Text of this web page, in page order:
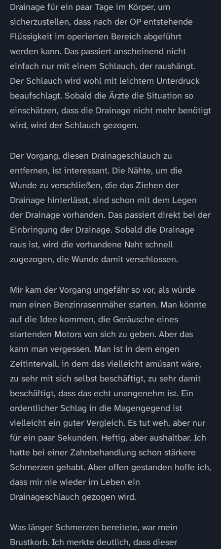
Drainage für ein paar Tage im Körper, um
sicherzustellen, dass nach der OP entstehende
Flüssigkeit im operierten Bereich abgeführt
werden kann. Das passiert anscheinend nicht
einfach nur mit einem Schlauch, der raushängt.
Der Schlauch wird wohl mit leichtem Unterdruck
beaufschlagt. Sobald die Ärzte die Situation so
einschätzen, dass die Drainage nicht mehr benötigt
wird, wird der Schlauch gezogen.
Der Vorgang, diesen Drainageschlauch zu
entfernen, ist interessant. Die Nähte, um die
Wunde zu verschließen, die das Ziehen der
Drainage hinterlässt, sind schon mit dem Legen
der Drainage vorhanden. Das passiert direkt bei der
Einbringung der Drainage. Sobald die Drainage
raus ist, wird die vorhandene Naht schnell
zugezogen, die Wunde damit verschlossen.
Mir kam der Vorgang ungefähr so vor, als würde
man einen Benzinrasenmäher starten. Man könnte
auf die Idee kommen, die Geräusche eines
startenden Motors von sich zu geben. Aber das
kann man vergessen. Man ist in dem engen
Zeitintervall, in dem das vielleicht amüsant wäre,
zu sehr mit sich selbst beschäftigt, zu sehr damit
beschäftigt, dass das echt unangenehm ist. Ein
ordentlicher Schlag in die Magengegend ist
vielleicht ein guter Vergleich. Es tut weh, aber nur
für ein paar Sekunden. Heftig, aber aushaltbar. Ich
hatte bei einer Zahnbehandlung schon stärkere
Schmerzen gehabt. Aber offen gestanden hoffe ich,
dass mir nie wieder im Leben ein
Drainageschlauch gezogen wird.
Was länger Schmerzen bereitete, war mein
Brustkorb. Ich merkte deutlich, dass dieser